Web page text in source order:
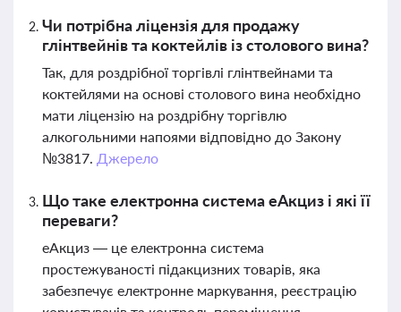
Чи потрібна ліцензія для продажу
глінтвейнів та коктейлів із столового вина?
Так, для роздрібної торгівлі глінтвейнами та
коктейлями на основі столового вина необхідно
мати ліцензію на роздрібну торгівлю
алкогольними напоями відповідно до Закону
№3817. Джерело
Що таке електронна система еАкциз і які її
переваги?
еАкциз — це електронна система
простежуваності підакцизних товарів, яка
забезпечує електронне маркування, реєстрацію